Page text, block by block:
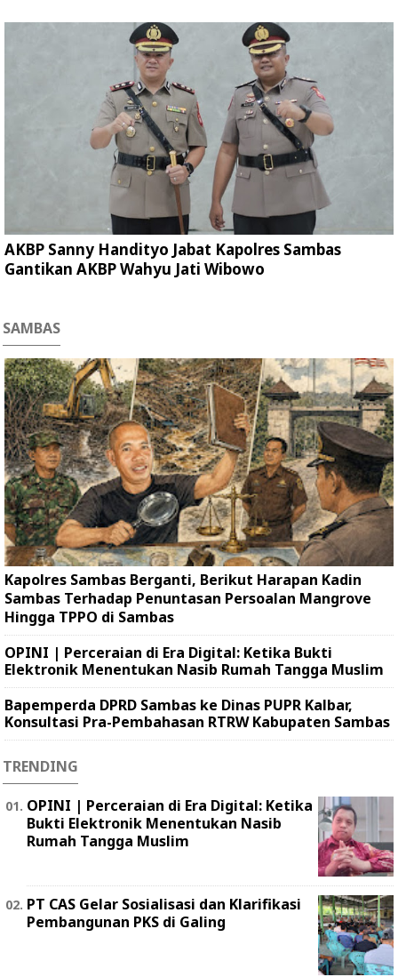
AKBP Sanny Handityo Jabat Kapolres Sambas
Gantikan AKBP Wahyu Jati Wibowo
SAMBAS
Kapolres Sambas Berganti, Berikut Harapan Kadin
Sambas Terhadap Penuntasan Persoalan Mangrove
Hingga TPPO di Sambas
OPINI | Perceraian di Era Digital: Ketika Bukti
Elektronik Menentukan Nasib Rumah Tangga Muslim
Bapemperda DPRD Sambas ke Dinas PUPR Kalbar,
Konsultasi Pra-Pembahasan RTRW Kabupaten Sambas
TRENDING
OPINI | Perceraian di Era Digital: Ketika
Bukti Elektronik Menentukan Nasib
Rumah Tangga Muslim
PT CAS Gelar Sosialisasi dan Klarifikasi
Pembangunan PKS di Galing